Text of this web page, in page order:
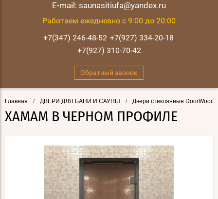
E-mail: saunasitiufa@yandex.ru
Работаем ежедневно с 9:00 до 20:00
+7(347) 246-48-52, +7(927) 334-20-18,
+7(927) 310-70-42
Обратный звонок
Главная / ДВЕРИ ДЛЯ БАНИ И САУНЫ / Двери стеклянные DoorWood
ХАМАМ В ЧЕРНОМ ПРОФИЛЕ